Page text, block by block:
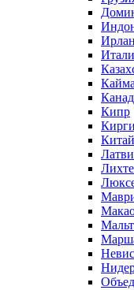
Кипр
Китай
Нeвис